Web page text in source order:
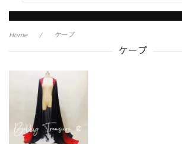
Home ケープ
ケープ